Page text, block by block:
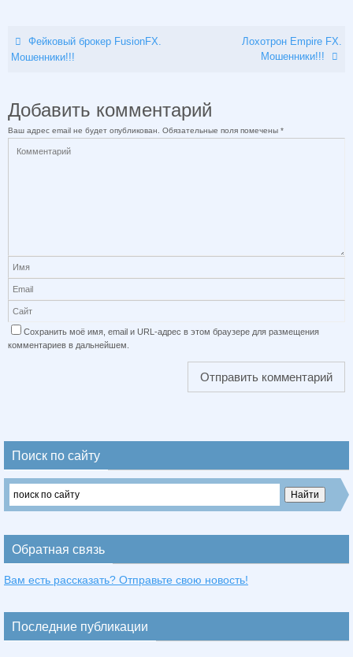
Фейковый брокер FusionFX.
Мошенники!!!
Лохотрон Empire FX.
Мошенники!!!
Добавить комментарий
Ваш адрес email не будет опубликован. Обязательные поля помечены *
Сохранить моё имя, email и URL-адрес в этом браузере для размещения
комментариев в дальнейшем.
Поиск по сайту
Обратная связь
Вам есть рассказать? Отправьте свою новость!
Последние публикации